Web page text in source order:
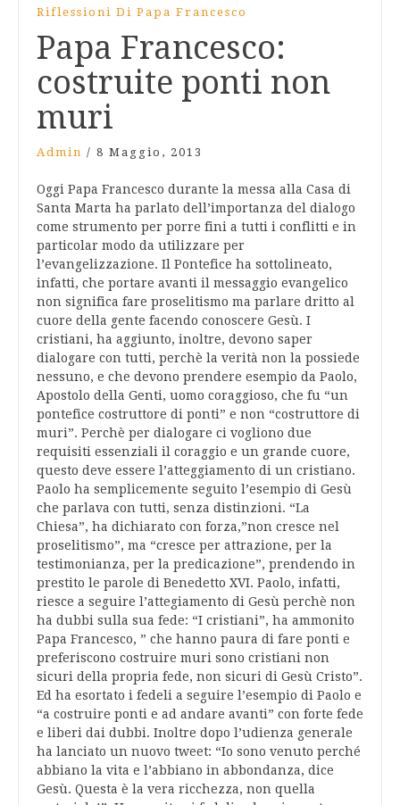
Riflessioni Di Papa Francesco
Papa Francesco:
costruite ponti non
muri
Admin / 8 Maggio, 2013
Oggi Papa Francesco durante la messa alla Casa di
Santa Marta ha parlato dell’importanza del dialogo
come strumento per porre fini a tutti i conflitti e in
particolar modo da utilizzare per
l’evangelizzazione. Il Pontefice ha sottolineato,
infatti, che portare avanti il messaggio evangelico
non significa fare proselitismo ma parlare dritto al
cuore della gente facendo conoscere Gesù. I
cristiani, ha aggiunto, inoltre, devono saper
dialogare con tutti, perchè la verità non la possiede
nessuno, e che devono prendere esempio da Paolo,
Apostolo della Genti, uomo coraggioso, che fu “un
pontefice costruttore di ponti” e non “costruttore di
muri”. Perchè per dialogare ci vogliono due
requisiti essenziali il coraggio e un grande cuore,
questo deve essere l’atteggiamento di un cristiano.
Paolo ha semplicemente seguito l’esempio di Gesù
che parlava con tutti, senza distinzioni. “La
Chiesa”, ha dichiarato con forza,”non cresce nel
proselitismo”, ma “cresce per attrazione, per la
testimonianza, per la predicazione”, prendendo in
prestito le parole di Benedetto XVI. Paolo, infatti,
riesce a seguire l’attegiamento di Gesù perchè non
ha dubbi sulla sua fede: “I cristiani”, ha ammonito
Papa Francesco, ” che hanno paura di fare ponti e
preferiscono costruire muri sono cristiani non
sicuri della propria fede, non sicuri di Gesù Cristo”.
Ed ha esortato i fedeli a seguire l’esempio di Paolo e
“a costruire ponti e ad andare avanti” con forte fede
e liberi dai dubbi. Inoltre dopo l’udienza generale
ha lanciato un nuovo tweet: “Io sono venuto perché
abbiano la vita e l’abbiano in abbondanza, dice
Gesù. Questa è la vera ricchezza, non quella